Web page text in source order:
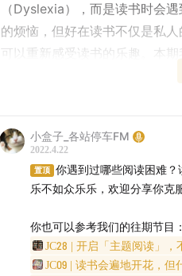
（Dyslexia），而是读书时会
的烦恼，但好在读书不仅是私
可以重新感受读书的乐趣。本
我们为何
爱发电打赏 ❤️
| 说话的人：蛋妞、小盒子
大众成为“读者”的历史并
小盒子_各站停车FM
2022.4.22
置顶
你遇到过哪些阅读困难
乐不如众乐乐，欢迎分享你克
你也可以参考我们的往期节目：
JC28 | 开启「主题阅读」，
JC09 | 读书会遍地开花，